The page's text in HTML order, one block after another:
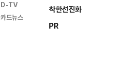
D-TV
카드뉴스
착한선진화
PR